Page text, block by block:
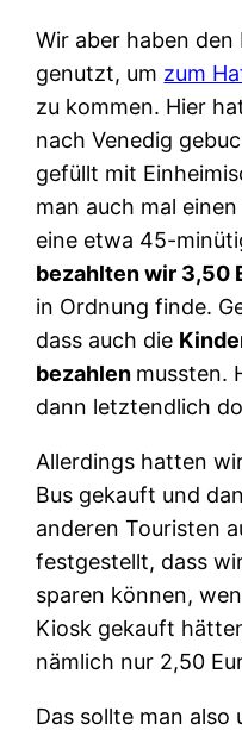
Wir aber haben den
genutzt, um zum
zu kommen. Hier
nach Venedig
gefüllt mit
man auch mal
eine etwa 45-
bezahlten wir 3,50
in Ordnung finde.
dass auch die
bezahlen mussten.
dann letztendlich
Allerdings hatten
Bus gekauft und
anderen Touristen
festgestellt, dass
sparen können,
Kiosk gekauft
nämlich nur 2,50
Das sollte man